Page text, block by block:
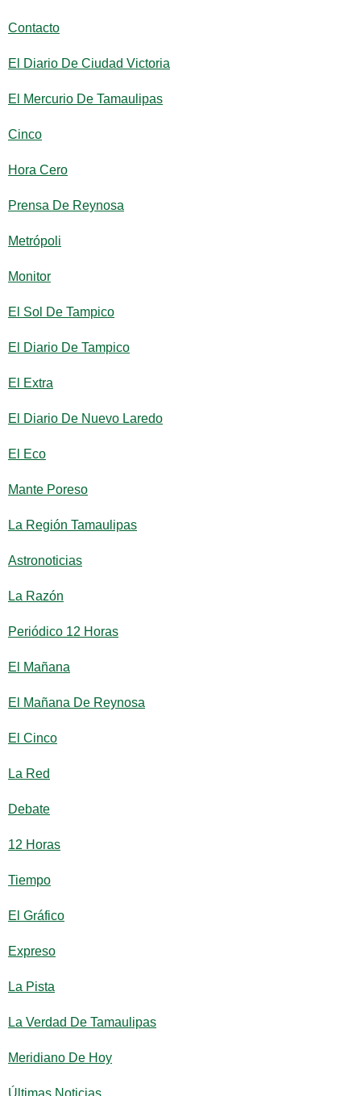
Contacto
El Diario De Ciudad Victoria
El Mercurio De Tamaulipas
Cinco
Hora Cero
Prensa De Reynosa
Metrópoli
Monitor
El Sol De Tampico
El Diario De Tampico
El Extra
El Diario De Nuevo Laredo
El Eco
Mante Poreso
La Región Tamaulipas
Astronoticias
La Razón
Periódico 12 Horas
El Mañana
El Mañana De Reynosa
El Cinco
La Red
Debate
12 Horas
Tiempo
El Gráfico
Expreso
La Pista
La Verdad De Tamaulipas
Meridiano De Hoy
Últimas Noticias